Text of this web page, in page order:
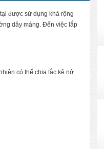
được sử dụng khá rộng
dây máng. Đến việc lắp
có thể chia tắc kê nở